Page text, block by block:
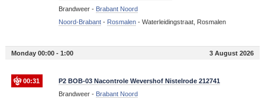
Brandweer - Brabant Noord
Noord-Brabant- Rosmalen- Waterleidingstraat, Rosmalen
Monday 00:00 - 1:00 3 August 2026
00:31
P2 BOB-03 Nacontrole Wevershof Nistelrode 212741
Brandweer - Brabant Noord